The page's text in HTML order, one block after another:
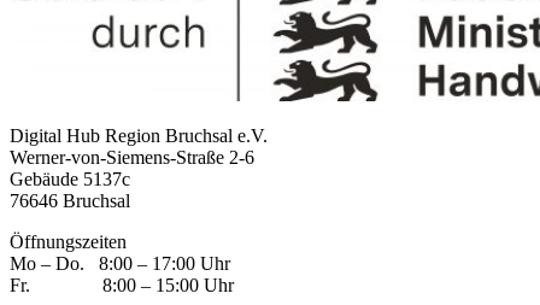
Digital Hub Region Bruchsal e.V.
Werner-von-Siemens-Straße 2-6
Gebäude 5137c
76646 Bruchsal
Öffnungszeiten
Mo – Do. 8:00 – 17:00 Uhr
Fr. 8:00 – 15:00 Uhr